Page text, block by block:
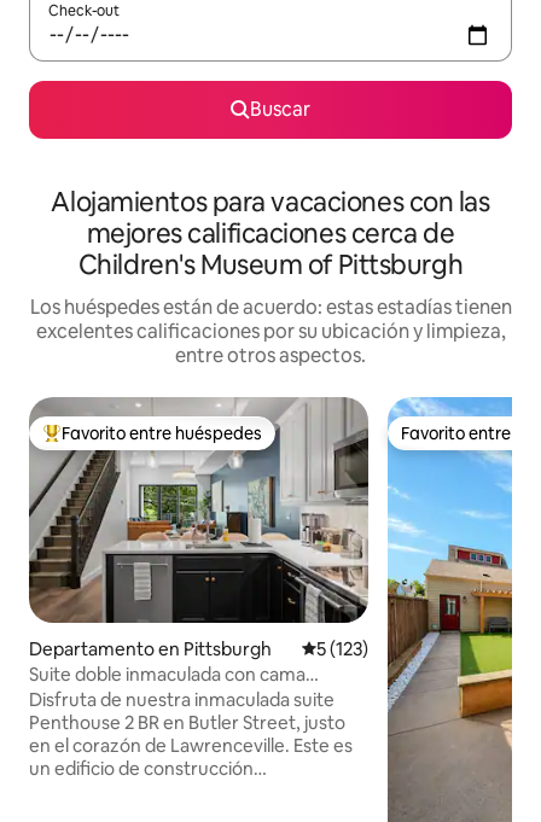
Check-out
Buscar
Alojamientos para vacaciones con las
mejores calificaciones cerca de
Children's Museum of Pittsburgh
Los huéspedes están de acuerdo: estas estadías tienen
excelentes calificaciones por su ubicación y limpieza,
entre otros aspectos.
Favorito entre los huéspedes más destacados
Favorito entre huéspedes
Departamento en Pittsburgh Calificación promedio: 5 de
5 (123)
Suite doble inmaculada con cama
tamaño king y terraza en la azotea
Disfruta de nuestra inmaculada suite
Penthouse 2 BR en Butler Street, justo
en el corazón de Lawrenceville. Este es
un edificio de construcción
Favorito entre
Favorito entre